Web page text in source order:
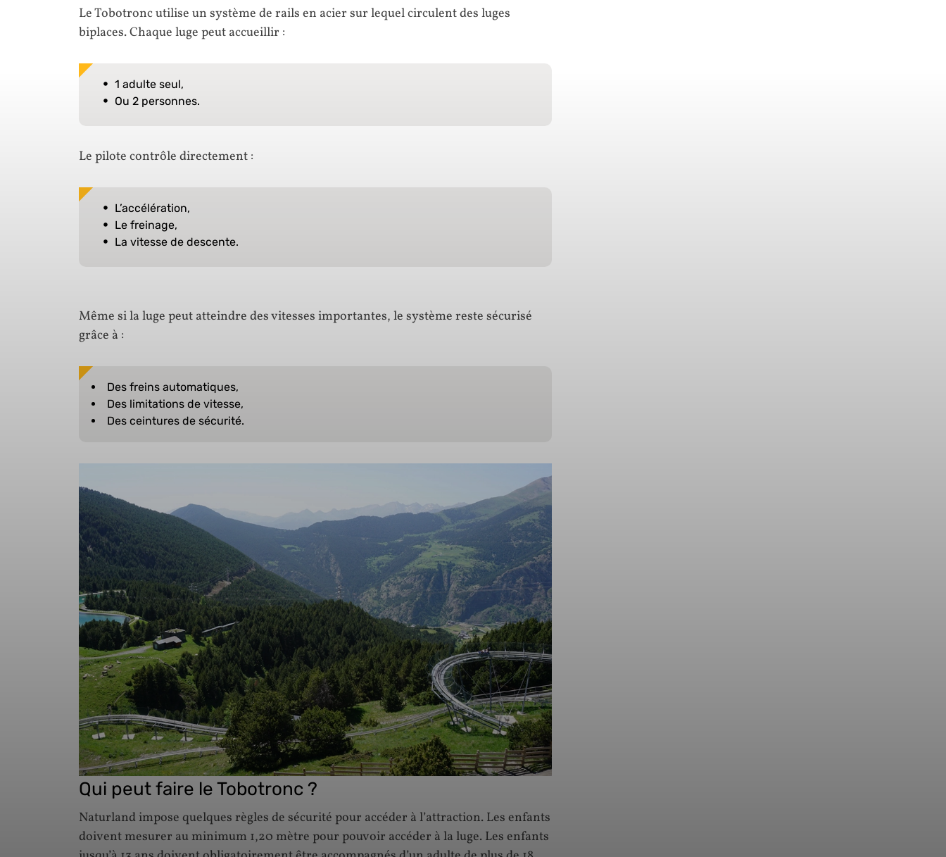
Le Tobotronc utilise un système de rails en acier sur lequel circulent des luges
biplaces. Chaque luge peut accueillir :
1 adulte seul,
Ou 2 personnes.
Le pilote contrôle directement :
L’accélération,
Le freinage,
La vitesse de descente.
Même si la luge peut atteindre des vitesses importantes, le système reste sécurisé
grâce à :
Des freins automatiques,
Des limitations de vitesse,
Des ceintures de sécurité.
Qui peut faire le Tobotronc ?
Naturland impose quelques règles de sécurité pour accéder à l’attraction. Les enfants
doivent mesurer au minimum 1,20 mètre pour pouvoir accéder à la luge. Les enfants